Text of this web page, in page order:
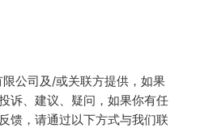
公司及/或关联方提供，如果
诉、建议、疑问，如果你有任
馈，请通过以下方式与我们联